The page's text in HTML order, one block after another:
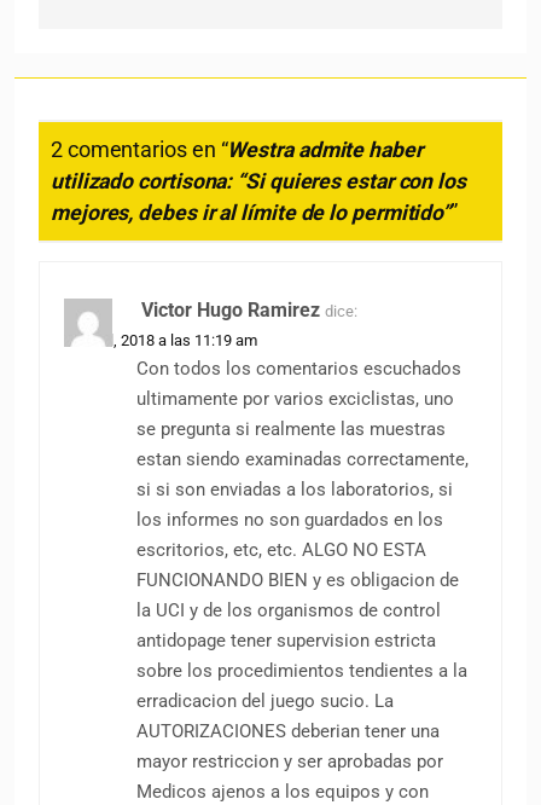
2 comentarios en “Westra admite haber
utilizado cortisona: “Si quieres estar con los
mejores, debes ir al límite de lo permitido””
Victor Hugo Ramirez dice:
28 abril, 2018 a las 11:19 am
Con todos los comentarios escuchados
ultimamente por varios exciclistas, uno
se pregunta si realmente las muestras
estan siendo examinadas correctamente,
si si son enviadas a los laboratorios, si
los informes no son guardados en los
escritorios, etc, etc. ALGO NO ESTA
FUNCIONANDO BIEN y es obligacion de
la UCI y de los organismos de control
antidopage tener supervision estricta
sobre los procedimientos tendientes a la
erradicacion del juego sucio. La
AUTORIZACIONES deberian tener una
mayor restriccion y ser aprobadas por
Medicos ajenos a los equipos y con